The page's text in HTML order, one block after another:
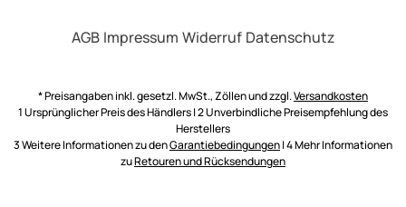
AGB Impressum Widerruf Datenschutz
* Preisangaben inkl. gesetzl. MwSt., Zöllen und zzgl.Versandkosten
1 Ursprünglicher Preis des Händlers | 2 Unverbindliche Preisempfehlung des
Herstellers
3 Weitere Informationen zu denGarantiebedingungen| 4 Mehr Informationen
zuRetouren und Rücksendungen